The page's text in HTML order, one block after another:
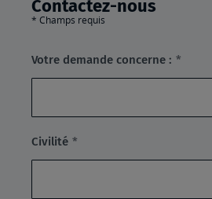
Contactez-nous
* Champs requis
Votre demande concerne : (Champ
Requis)
Civilité(Champ
Requis)